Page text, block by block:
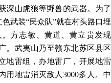
深山虎狼等野兽的武器。为了
武装“民众队”就在村头路口埋
方志敏、黄道、黄立贵发现
。武夷山乃至赣东北苏区县区
地雷组，办地雷厂，开展地雷
用地雷消灭敌人3000多人。中